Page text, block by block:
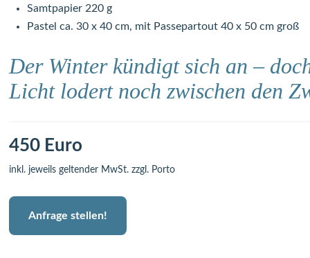
Samtpapier 220 g
Pastel ca. 30 x 40 cm, mit Passepartout 40 x 50 cm groß
Der Winter kündigt sich an –
Licht lodert noch zwischen den
450 Euro
inkl. jeweils geltender MwSt. zzgl. Porto
Anfrage stellen!